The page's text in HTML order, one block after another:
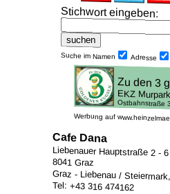
Stich­wort ein­geben:
Suche im Namen Adresse
Werbung auf
Cafe Dana
Liebenauer Hauptstraße 2 - 6
8041 Graz
Graz - Liebenau /
Tel: +43 316 474162